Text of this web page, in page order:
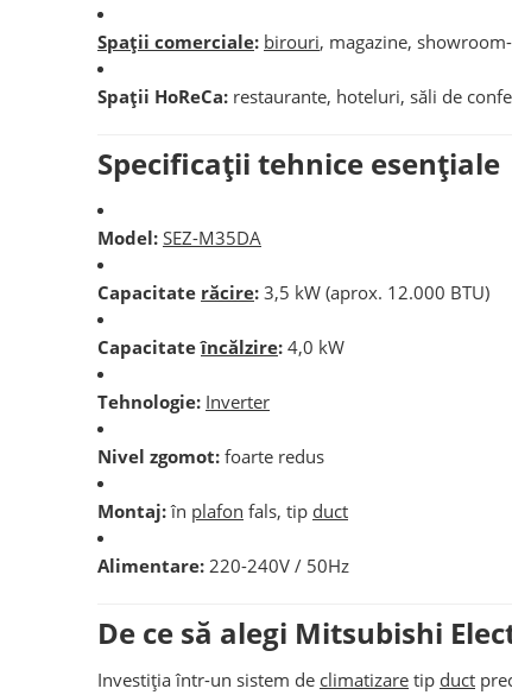
Spații comerciale: birouri, magazine,
Spații HoReCa: restaurante, hoteluri, săli de
Specificații tehnice esențiale
Model: SEZ-M35DA
Capacitate răcire: 3,5 kW (aprox. 12.000 BTU)
Capacitateîncălzire: 4,0 kW
Tehnologie: Inverter
Nivel zgomot: foarte redus
Montaj:în plafon fals, tip duct
Alimentare: 220-240V / 50Hz
De ce să alegi Mitsubishi
Investiția într-un sistem de climatizare tip duct